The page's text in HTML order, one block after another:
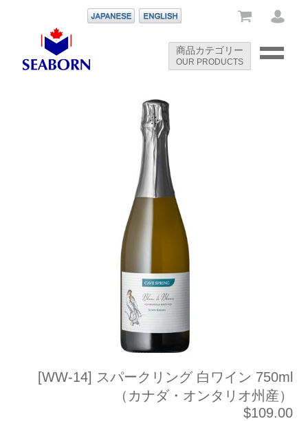
[WW-14] スパークリング 白ワイン 750ml
（カナダ・オンタリオ州産）
$109.00
商品カテゴリー
OUR PRODUCTS